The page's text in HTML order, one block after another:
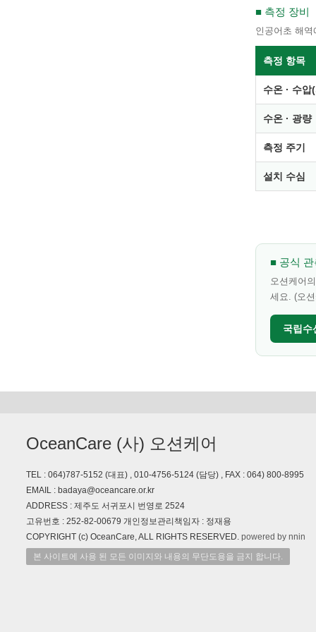
■ 측정 장비
인공어초 해
측정 항목
수온 · 수압
수온 · 광량
측정 주기
설치 수심
■ 공식
오션케어
세요. (오
국립
OceanCare (사) 오션케어
TEL : 064)787-5152 (대표) , 010-4756-5124 (담당) , FAX : 064) 800-8995
EMAIL : badaya@oceancare.or.kr
ADDRESS : 제주도 서귀포시 번영로 2524
고유번호 : 252-82-00679 개인정보관리책임자 : 정재용
COPYRIGHT (c) OceanCare, ALL RIGHTS RESERVED. powered by nnin
본 사이트에 사용 된 모든 이미지와 내용의 무단도용을 금지 합니다.